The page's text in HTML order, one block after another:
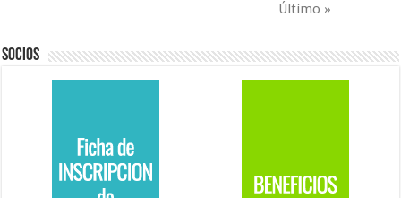
Último »
Socios